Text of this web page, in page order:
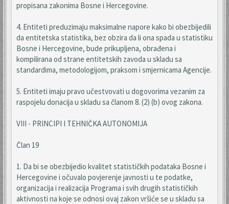
propisana zakonima Bosne i Hercegovine.
4. Entiteti preduzimaju maksimalne napore kako bi obezbijedili
da entitetska statistika, bez obzira da li ona spada u statistiku
Bosne i Hercegovine, bude prikupljena, obrađena i
kompilirana od strane entitetskih zavoda u skladu sa
standardima, metodologijom, praksom i smjernicama Agencije.
5. Entiteti imaju pravo učestvovati u dogovorima vezanim za
raspojelu donacija u skladu sa članom 8. (2) (b) ovog zakona.
VIII - PRINCIPI I TEHNIČKA AUTONOMIJA
Član 19
1. Da bi se obezbijedio kvalitet statističkih podataka Bosne i
Hercegovine i očuvalo povjerenje javnosti u te podatke,
organizacija i realizacija Programa i svih drugih statističkih
aktivnosti na koje se odnosi ovaj zakon vršiće se u skladu sa